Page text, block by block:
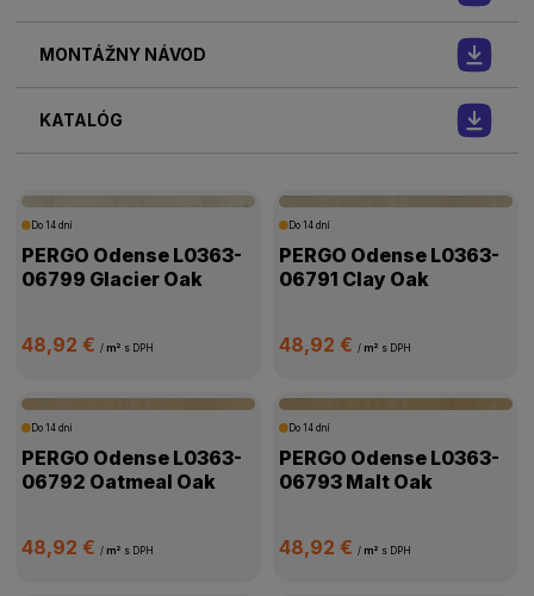
MONTÁŽNY NÁVOD
KATALÓG
Do 14 dní
PERGO Odense L0363-
06799 Glacier Oak
48,92 €/ m² s DPH
Do 14 dní
PERGO Odense L0363-
06791 Clay Oak
48,92 € / m² s DPH
Do 14 dní
PERGO Odense L0363-
06792 Oatmeal Oak
48,92 €/ m² s DPH
Do 14 dní
PERGO Odense L0363-
06793 Malt Oak
48,92 € / m² s DPH